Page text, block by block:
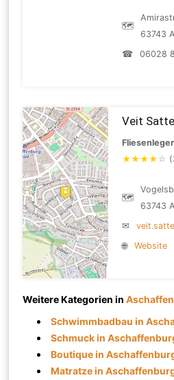
🗺
63743
☎
06028
Veit
Fliesenleger
★★★★ ☆
🗺
63743
✉
🌐
Website
Weitere Kategorien in
Schwimmbadbau in
Schmuck in
Boutique in
Matratze in